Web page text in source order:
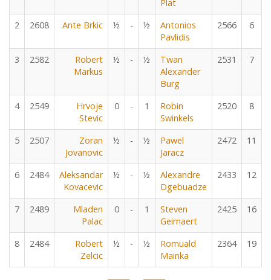
Plat
2
2608 Ante Brkic ½ - ½
Antonios
Pavlidis
2566 6
3 2582
Robert
Markus
½ - ½
Twan
Alexander
Burg
2531 7
4 2549
Hrvoje
Stevic
0 - 1
Robin
Swinkels
2520 8
5 2507
Zoran
Jovanovic
½ - ½
Pawel
Jaracz
2472 11
6 2484
Aleksandar
Kovacevic
½ - ½
Alexandre
Dgebuadze
2433 12
7 2489
Mladen
Palac
0 - 1
Steven
Geirnaert
2425 16
8 2484
Robert
Zelcic
½ - ½
Romuald
Mainka
2364 19